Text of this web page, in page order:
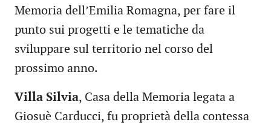
Memoria dell’Emilia Romagna, per fare il
punto sui progetti e le tematiche da
sviluppare sul territorio nel corso del
prossimo anno.
Villa Silvia, Casa della Memoria legata a
Giosuè Carducci, fu proprietà della contessa